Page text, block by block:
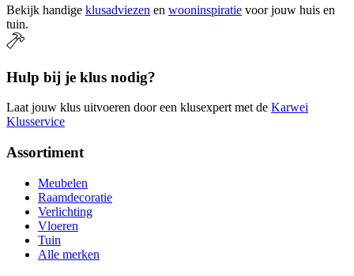
Bekijk handige klusadviezen en wooninspiratie voor jouw huis en
tuin.
Hulp bij je klus nodig?
Laat jouw klus uitvoeren door een klusexpert met de Karwei
Klusservice
Assortiment
Meubelen
Raamdecoratie
Verlichting
Vloeren
Tuin
Alle merken